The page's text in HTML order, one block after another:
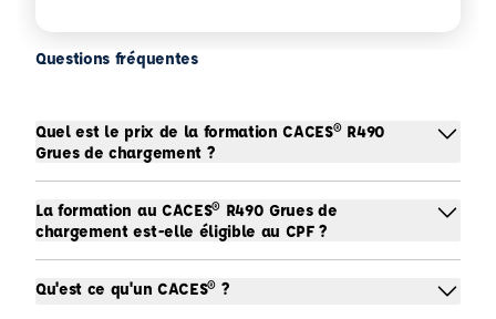
Questions fréquentes
Quel est le prix de la formation CACES® R490
Grues de chargement ?
La formation au CACES® R490 Grues de
chargement est-elle éligible au CPF ?
Qu'est ce qu'un CACES® ?